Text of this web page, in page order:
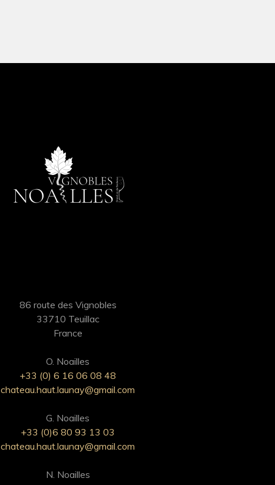
86 route des Vignobles
33710 Teuillac
France
O. Noailles
+33 (0) 6 16 06 08 48
chateau.haut.launay@gmail.com
G. Noailles
+33 (0)6 80 93 13 03
chateau.haut.launay@gmail.com
N. Noailles